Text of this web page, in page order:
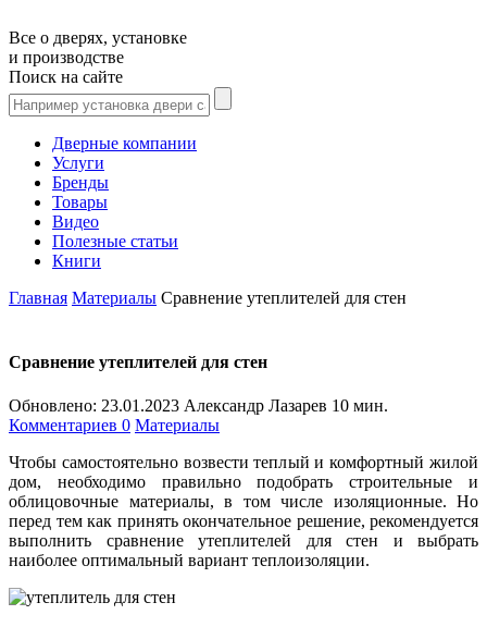
Все о дверях, установке
и производстве
Поиск на сайте
Дверные компании
Услуги
Бренды
Товары
Видео
Полезные статьи
Книги
Главная Материалы Сравнение утеплителей для стен
Сравнение утеплителей для стен
Обновлено: 23.01.2023 Александр Лазарев 10 мин.
Комментариев 0 Материалы
Чтобы самостоятельно возвести теплый и комфортный жилой
дом, необходимо правильно подобрать строительные и
облицовочные материалы, в том числе изоляционные. Но
перед тем как принять окончательное решение, рекомендуется
выполнить сравнение утеплителей для стен и выбрать
наиболее оптимальный вариант теплоизоляции.